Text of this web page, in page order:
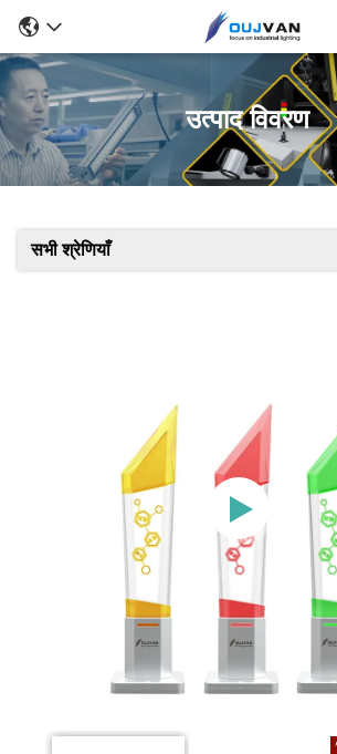
उत्पाद विवरण
सभी श्रेणियाँ